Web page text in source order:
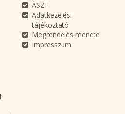
ÁSZF
Adatkezelési
tájékoztató
Megrendelés menete
Impresszum